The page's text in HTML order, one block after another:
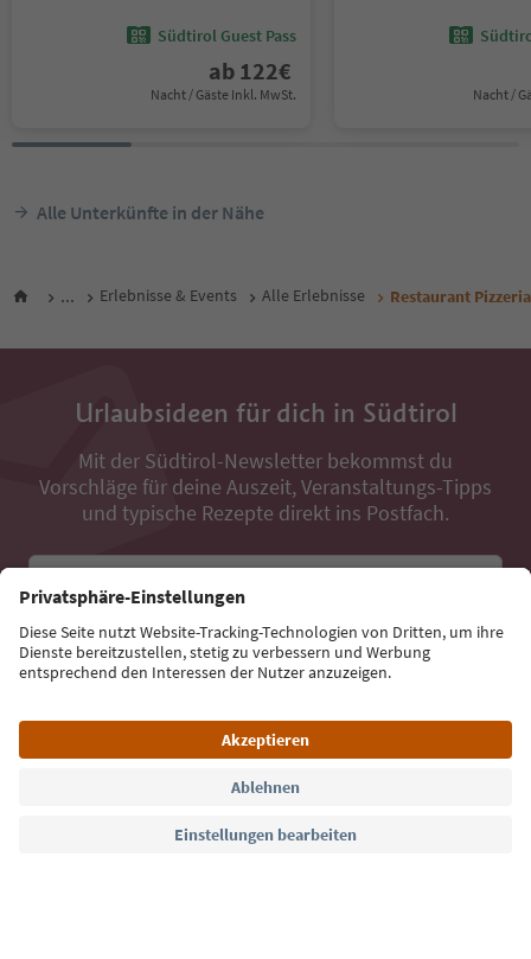
Südtirol Guest Pass
ab 122€
Nacht / Gäste Inkl. MwSt. Nacht /
Alle Unterkünfte in der Nähe
... Erlebnisse & Events Alle Erlebnisse Restaurant
Urlaubsideen für dich in Südtirol
Mit der Südtirol-Newsletter bekommst du
Vorschläge für deine Auszeit, Veranstaltungs-Tipps
und typische Rezepte direkt ins Postfach.
Jetzt anmelden